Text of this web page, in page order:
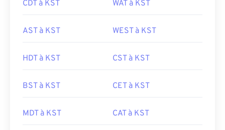
CDT à KST WAT à KST
AST à KST WEST à KST
HDT à KST CST à KST
BST à KST CET à KST
MDT à KST CAT à KST